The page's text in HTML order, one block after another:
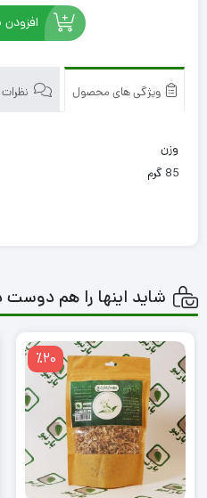
ویژگی های محصول نظرات
وزن
85 گرم
شاید اینها را هم دوست
٪20